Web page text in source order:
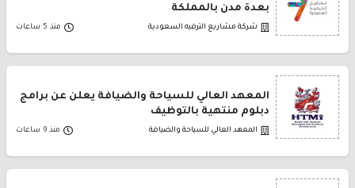
بعدة مدن بالمملكة
شركة مشاريع الترفيه السعودية منذ 5 ساعات
المعهد العالي للسياحة والضيافة يعلن عن برامج
دبلوم منتهية بالتوظيف
المعهد العالي للسياحة والضيافة منذ 9 ساعات